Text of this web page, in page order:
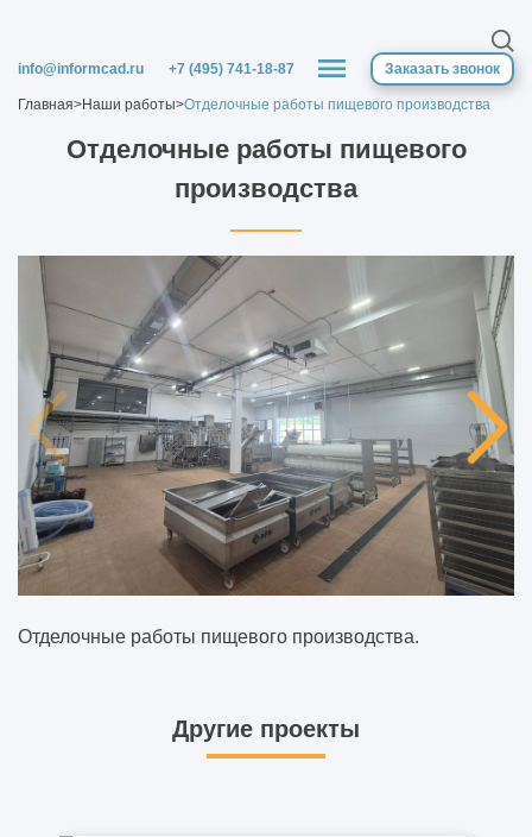
info@informcad.ru +7 (495) 741-18-87 Заказать звонок
Главная>Наши работы>Отделочные работы пищевого производства
Отделочные работы пищевого
производства
Отделочные работы пищевого производства.
Другие проекты